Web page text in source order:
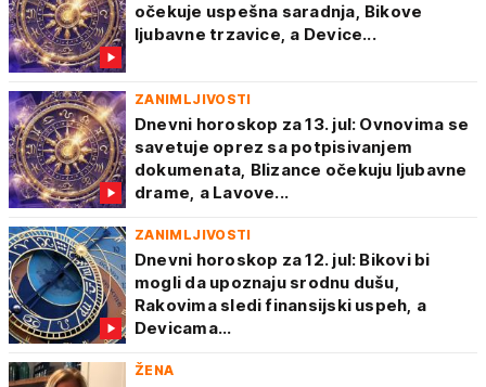
očekuje uspešna saradnja, Bikove
ljubavne trzavice, a Device...
ZANIMLJIVOSTI
Dnevni horoskop za 13. jul: Ovnovima se
savetuje oprez sa potpisivanjem
dokumenata, Blizance očekuju ljubavne
drame, a Lavove...
ZANIMLJIVOSTI
Dnevni horoskop za 12. jul: Bikovi bi
mogli da upoznaju srodnu dušu,
Rakovima sledi finansijski uspeh, a
Devicama...
ŽENA